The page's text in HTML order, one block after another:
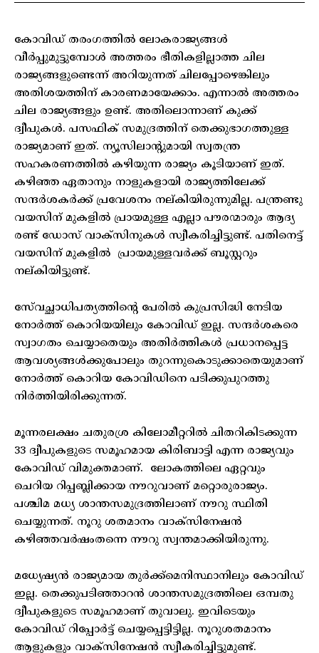
കോവിഡ് തരംഗത്തിൽ ലോകരാജ്യങ്ങൾ
വീർപ്പുമുട്ടുമ്പോൾ അത്തരം ഭീതികളില്ലാത്ത ചില
രാജ്യങ്ങളുണ്ടെന്ന് അറിയുന്നത് ചിലപ്പോഴെങ്കിലും
അതിശയത്തിന് കാരണമായേക്കാം. എന്നാൽ അത്തരം
ചില രാജ്യങ്ങളും ഉണ്ട്. അതിലൊന്നാണ് കുക്ക്
ദ്വീപുകൾ. പസഫിക് സമുദ്രത്തിന് തെക്കുഭാഗത്തുള്ള
രാജ്യമാണ് ഇത്. ന്യൂസിലാന്റുമായി സ്വതന്ത്ര
സഹകരണത്തിൽ കഴിയുന്ന രാജ്യം കൂടിയാണ് ഇത്.
കഴിഞ്ഞ ഏതാനും നാളുകളായി രാജ്യത്തിലേക്ക്
സന്ദർശകർക്ക് പ്രവേശനം നല്കിയിരുന്നുമില്ല. പന്ത്രണ്ടു
വയസിന് മുകളിൽ പ്രായമുള്ള എല്ലാ പൗരന്മാരും ആദ്യ
രണ്ട് ഡോസ് വാക്സിനുകൾ സ്വീകരിച്ചിട്ടുണ്ട്. പതിനെട്ട്
വയസിന് മുകളിൽ പ്രായമുള്ളവർക്ക് ബൂസ്റ്ററും
നല്കിയിട്ടുണ്ട്.
സേ്വച്ഛാധിപത്യത്തിന്റെ പേരിൽ കുപ്രസിദ്ധി നേടിയ
നോർത്ത് കൊറിയയിലും കോവിഡ് ഇല്ല. സന്ദർശകരെ
സ്വാഗതം ചെയ്യാതെയും അതിർത്തികൾ പ്രധാനപ്പെട്ട
ആവശ്യങ്ങൾക്കുപോലും തുറന്നുകൊടുക്കാതെയുമാണ്
നോർത്ത് കൊറിയ കോവിഡിനെ പടിക്കുപുറത്തു
നിർത്തിയിരിക്കുന്നത്.
മൂന്നരലക്ഷം ചതുരശ്ര കിലോമീറ്ററിൽ ചിതറികിടക്കുന്ന
33 ദ്വീപുകളുടെ സമൂഹമായ കിരിബാട്ടി എന്ന രാജ്യവും
കോവിഡ് വിമുക്തമാണ്. ലോകത്തിലെ ഏറ്റവും
ചെറിയ റിപ്പബ്ലിക്കായ നൗറുവാണ് മറ്റൊരുരാജ്യം.
പശ്ചിമ മധ്യ ശാന്തസമുദ്രത്തിലാണ് നൗറു സ്ഥിതി
ചെയ്യുന്നത്. നൂറു ശതമാനം വാക്സിനേഷൻ
കഴിഞ്ഞവർഷംതന്നെ നൗറു സ്വന്തമാക്കിയിരുന്നു.
മധ്യേഷ്യൻ രാജ്യമായ തുർക്ക്മെനിസ്ഥാനിലും കോവിഡ്
ഇല്ല. തെക്കുപടിഞ്ഞാറൻ ശാന്തസമുദ്രത്തിലെ ഒമ്പതു
ദ്വീപുകളുടെ സമൂഹമാണ് തുവാലു. ഇവിടെയും
കോവിഡ് റിപ്പോർട്ട് ചെയ്യപ്പെട്ടിട്ടില്ല. നൂറുശതമാനം
ആളുകളും വാക്സിനേഷൻ സ്വീകരിച്ചിട്ടുമുണ്ട്.